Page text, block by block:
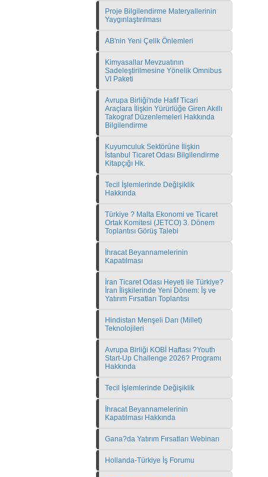
Proje Bilgilendirme Materyallerinin
Yaygınlaştırılması
AB'nin Yeni Çelik Önlemleri
Kimyasallar Mevzuatının
Sadeleştirilmesine Yönelik Omnibus
VI Paketi
Avrupa Birliği'nde Hafif Ticari
Araçlara İlişkin Yürürlüğe Giren Akıllı
Takograf Düzenlemeleri Hakkında
Bilgilendirme
Kuyumculuk Sektörüne İlişkin
İstanbul Ticaret Odası Bilgilendirme
Kitapçığı Hk.
Tecil İşlemlerinde Değişiklik
Hakkında
Türkiye ? Malta Ekonomi ve Ticaret
Ortak Komitesi (JETCO) 3. Dönem
Toplantısı Görüş Talebi
İhracat Beyannamelerinin
Kapatılması
İran Ticaret Odası Heyeti ile Türkiye?
İran İlişkilerinde Yeni Dönem: İş ve
Yatırım Fırsatları Toplantısı
Hindistan Menşeli Darı (Millet)
Teknolojileri
Avrupa Birliği KOBİ Haftası ?Youth
Start-Up Challenge 2026? Programı
Hakkında
Tecil İşlemlerinde Değişiklik
İhracat Beyannamelerinin
Kapatılması Hakkında
Gana?da Yatırım Fırsatları Webinarı
Hollanda-Türkiye İş Forumu